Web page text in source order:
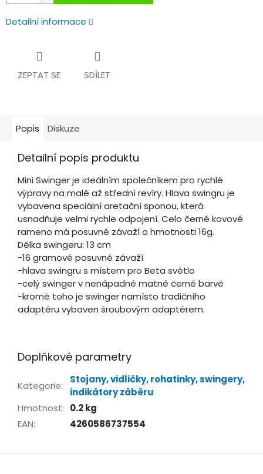
Detailní informace
ZEPTAT SE SDÍLET
Popis Diskuze
Detailní popis produktu
Mini Swinger je ideálním společníkem pro rychlé
výpravy na malé až střední revíry. Hlava swingru je
vybavena speciální aretační sponou, která
usnadňuje velmi rychle odpojení. Celo černé kovové
rameno má posuvné závaží o hmotnosti 16g.
Délka swingeru: 13 cm
-16 gramové posuvné závaží
-hlava swingru s místem pro Beta světlo
-celý swinger v nenápadné matné černé barvě
-kromě toho je swinger namísto tradičního
adaptéru vybaven šroubovým adaptérem.
Doplňkové parametry
Kategorie:
Stojany, vidličky, rohatinky, swingery,
indikátory záběru
Hmotnost: 0.2 kg
EAN: 4260586737554
Z